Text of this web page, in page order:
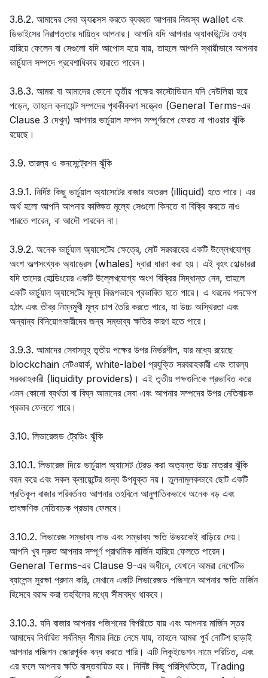
3.8.2. আমাদের সেবা অ্যাক্সেস করতে ব্যবহৃত আপনার নিজস্ব wallet এবং
ডিভাইসের নিরাপত্তার দায়িত্ব আপনার। আপনি যদি আপনার অ্যাকাউন্টের তথ্য
হারিয়ে ফেলেন বা সেগুলো যদি আপোস হয়ে যায়, তাহলে আপনি স্থায়ীভাবে আপনার
ভার্চুয়াল সম্পদে প্রবেশাধিকার হারাতে পারেন।
3.8.3. আমরা বা আমাদের কোনো তৃতীয় পক্ষের কাস্টোডিয়ান যদি দেউলিয়া হয়ে
পড়েন, তাহলে ক্লায়েন্ট সম্পদের পৃথকীকরণ সত্ত্বেও (General Terms-এর
Clause 3 দেখুন) আপনার ভার্চুয়াল সম্পদ সম্পূর্ণরূপে ফেরত না পাওয়ার ঝুঁকি
রয়েছে।
3.9. তারল্য ও কনসেন্ট্রেশন ঝুঁকি
3.9.1. নির্দিষ্ট কিছু ভার্চুয়াল অ্যাসেটের বাজার অতরল (illiquid) হতে পারে। এর
অর্থ হলো আপনি আপনার কাঙ্ক্ষিত মূল্যে সেগুলো কিনতে বা বিক্রি করতে নাও
পারতে পারেন, বা আদৌ পারবেন না।
3.9.2. অনেক ভার্চুয়াল অ্যাসেটের ক্ষেত্রে, মোট সরবরাহের একটি উল্লেখযোগ্য
অংশ অল্পসংখ্যক অ্যাড্রেস (whales) দ্বারা ধারণ করা হয়। এই বৃহৎ হোল্ডাররা
যদি তাদের হোল্ডিংয়ের একটি উল্লেখযোগ্য অংশ বিক্রির সিদ্ধান্ত নেন, তাহলে
একটি ভার্চুয়াল অ্যাসেটের মূল্য বিরূপভাবে প্রভাবিত হতে পারে। এ ধরনের পদক্ষেপ
হঠাৎ এবং তীব্র নিম্নমুখী মূল্য চাপ তৈরি করতে পারে, যা উচ্চ অস্থিরতা এবং
অন্যান্য বিনিয়োগকারীদের জন্য সম্ভাব্য ক্ষতির কারণ হতে পারে।
3.9.3. আমাদের সেবাসমূহ তৃতীয় পক্ষের উপর নির্ভরশীল, যার মধ্যে রয়েছে
blockchain নেটওয়ার্ক, white-label প্রযুক্তি সরবরাহকারী এবং তারল্য
সরবরাহকারী (liquidity providers)। এই তৃতীয় পক্ষগুলিকে প্রভাবিত করে
এমন কোনো ব্যর্থতা বা বিঘ্ন আমাদের সেবা এবং আপনার সম্পদের উপর নেতিবাচক
প্রভাব ফেলতে পারে।
3.10. লিভারেজড ট্রেডিং ঝুঁকি
3.10.1. লিভারেজ দিয়ে ভার্চুয়াল অ্যাসেট ট্রেড করা অত্যন্ত উচ্চ মাত্রার ঝুঁকি
বহন করে এবং সকল ক্লায়েন্টের জন্য উপযুক্ত নয়। তুলনামূলকভাবে ছোট একটি
প্রতিকূল বাজার পরিবর্তনও আপনার তহবিলে আনুপাতিকভাবে অনেক বড় এবং
তাৎক্ষণিক নেতিবাচক প্রভাব ফেলবে।
3.10.2. লিভারেজ সম্ভাব্য লাভ এবং সম্ভাব্য ক্ষতি উভয়কেই বাড়িয়ে দেয়।
আপনি খুব দ্রুত আপনার সম্পূর্ণ প্রাথমিক মার্জিন হারিয়ে ফেলতে পারেন।
General Terms-এর Clause 9-এর অধীনে, যেখানে আমরা নেগেটিভ
ব্যালেন্স সুরক্ষা প্রদান করি, সেখানে একটি লিভারেজড পজিশনে আপনার ক্ষতি মার্জিন
হিসেবে বরাদ্দ করা তহবিলের মধ্যে সীমাবদ্ধ থাকবে।
3.10.3. যদি বাজার আপনার পজিশনের বিপরীতে যায় এবং আপনার মার্জিন স্তর
আমাদের নির্ধারিত সর্বনিম্ন সীমার নিচে নেমে যায়, তাহলে আমরা পূর্ব নোটিশ ছাড়াই
আপনার পজিশন জোরপূর্বক বন্ধ করতে পারি। এটি লিকুইডেশন নামে পরিচিত, এবং
এর ফলে আপনার ক্ষতি বাস্তবায়িত হয়। নির্দিষ্ট কিছু পরিস্থিতিতে, Trading